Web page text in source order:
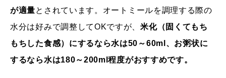
が適量とされています。オートミールを調理する際の
水分は好みで調整してOKですが、米化（固くてもち
もちした食感）にするなら水は50～60ml、お粥状に
するなら水は180～200ml程度がおすすめです。